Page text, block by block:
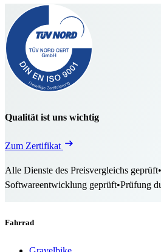
Qualität ist uns wichtig
Zum Zertifikat
Alle Dienste des Preisvergleichs geprüft•
Softwareentwicklung geprüft•Prüfung
Fahrrad